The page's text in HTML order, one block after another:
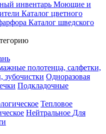
инвентарь Моющие и
Каталог цветного
Каталог шведского
полотенца, салфетки,
зубочистки Одноразовая
Подкладочные
Тепловое
Нейтральное Для